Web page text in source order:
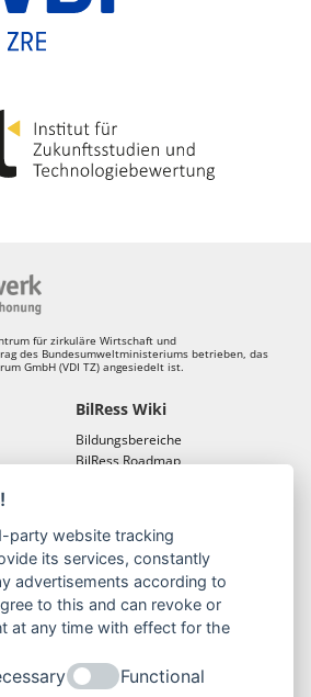
party website tracking
its services, constantly
advertisements according to
to this and can revoke or
at any time with effect for the
Functional
für zirkuläre Wirtschaft und
des Bundesumweltministeriums betrieben, das
GmbH (VDI TZ) angesiedelt ist.
BilRess Wiki
Bildungsbereiche
BilRess Roadmap
Projekte
BilRess-Projekt
LehrRess
RessKoRo
BilRess II
BilRess III